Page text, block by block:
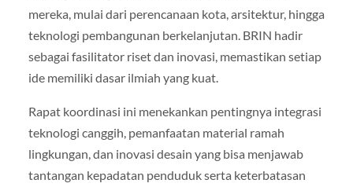
mereka, mulai dari perencanaan kota, arsitektur, hingga
teknologi pembangunan berkelanjutan. BRIN hadir
sebagai fasilitator riset dan inovasi, memastikan setiap
ide memiliki dasar ilmiah yang kuat.
Rapat koordinasi ini menekankan pentingnya integrasi
teknologi canggih, pemanfaatan material ramah
lingkungan, dan inovasi desain yang bisa menjawab
tantangan kepadatan penduduk serta keterbatasan